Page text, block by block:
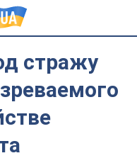
стражу